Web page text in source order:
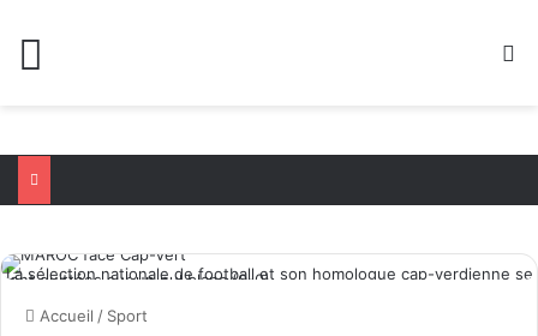
La sélection nationale de football et son homologue cap-verdienne se
sont quittées sur un nul blanc (0-0)
Accueil / Sport